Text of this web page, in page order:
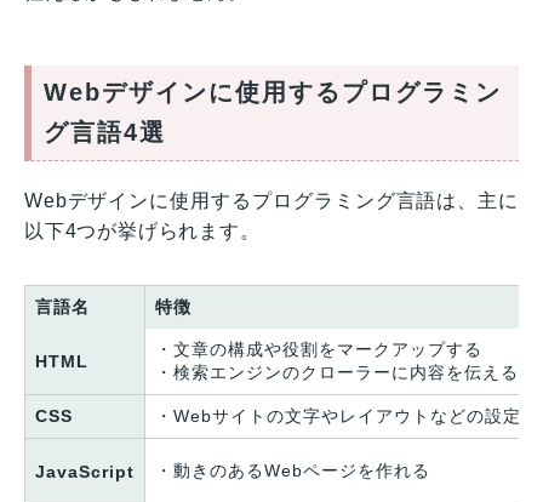
Webデザインに使用するプログラミン
グ言語4選
Webデザインに使用するプログラミング言語は、主に
以下4つが挙げられます。
言語名 特徴
HTML
・文章の構成や役割をマークアップする
・検索エンジンのクローラーに内容を伝える
CSS ・Webサイトの文字やレイアウトなどの設定
JavaScript ・動きのあるWebページを作れる